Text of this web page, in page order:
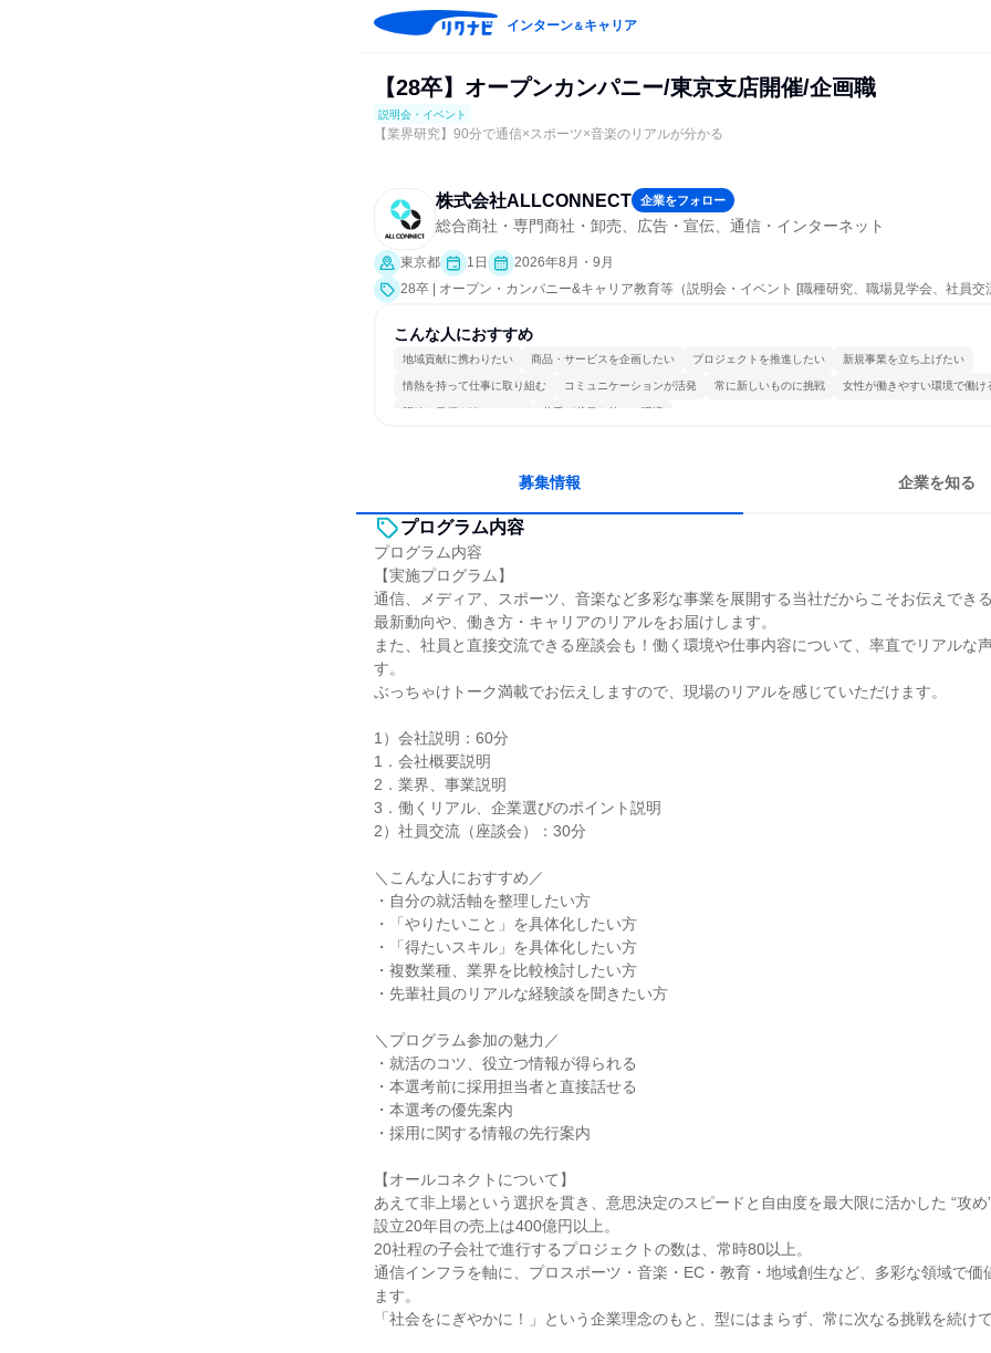
インターン＆キャリア
【28卒】オープンカンパニー/東京支店開催/企画職
説明会・イベント
【業界研究】90分で通信×スポーツ×音楽のリアルが分かる
株式会社ALLCONNECT 企業をフォロー
総合商社・専門商社・卸売、広告・宣伝、通信・インターネット
東京都 1日
2026年8月・9月
28卒 | オープン・カンパニー&キャリア教育等（説明会・イベント [職種研究、職場見学会、社員交
こんな人におすすめ
地域貢献に携わりたい 商品・サービスを企画したい プロジェクトを推進したい 新規事業を立ち上げたい
情熱を持って仕事に取り組む コミュニケーションが活発 常に新しいものに挑戦 女性が働きやすい環境で働け
明確な目標を追いかける 若手が裁量を持てる環境
募集情報 企業を知る
プログラム内容
プログラム内容
【実施プログラム】
通信、メディア、スポーツ、音楽など多彩な事業を展開する当社だからこそお伝えでき
最新動向や、働き方・キャリアのリアルをお届けします。
また、社員と直接交流できる座談会も！働く環境や仕事内容について、率直でリアルな
す。
ぶっちゃけトーク満載でお伝えしますので、現場のリアルを感じていただけます。
1）会社説明：60分
1．会社概要説明
2．業界、事業説明
3．働くリアル、企業選びのポイント説明
2）社員交流（座談会）：30分
＼こんな人におすすめ／
・自分の就活軸を整理したい方
・「やりたいこと」を具体化したい方
・「得たいスキル」を具体化したい方
・複数業種、業界を比較検討したい方
・先輩社員のリアルな経験談を聞きたい方
＼プログラム参加の魅力／
・就活のコツ、役立つ情報が得られる
・本選考前に採用担当者と直接話せる
・本選考の優先案内
・採用に関する情報の先行案内
【オールコネクトについて】
あえて非上場という選択を貫き、意思決定のスピードと自由度を最大限に活かした “攻め
設立20年目の売上は400億円以上。
20社程の子会社で進行するプロジェクトの数は、常時80以上。
通信インフラを軸に、プロスポーツ・音楽・EC・教育・地域創生など、多彩な領域で価
ます。
「社会をにぎやかに！」という企業理念のもと、型にはまらず、常に次なる挑戦を続けて